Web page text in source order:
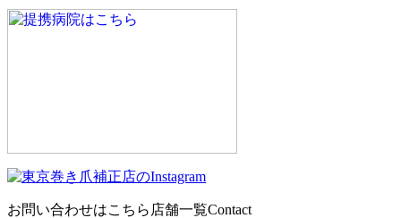
お問い合わせはこちら 店舗一覧Contact